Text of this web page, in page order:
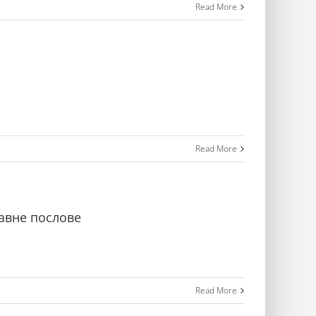
Read More
Read More
послове
Read More